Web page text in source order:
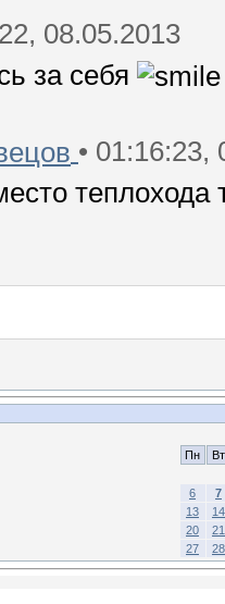
08.05.2013
за себя
• 01:16:23,
теплохода
Пн Вт
6
7
13
14
20
21
27
28